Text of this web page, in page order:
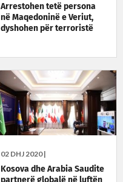
Arrestohen tetë persona
në Maqedoninë e Veriut,
dyshohen për terroristë
02 DHJ 2020 |
Kosova dhe Arabia Saudite
partnerë globalë në luftën